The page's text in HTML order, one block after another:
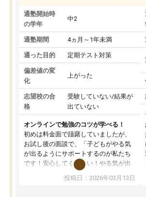
通塾開始時
の学年
中2
通塾期間 4ヵ月～1年未満
通った目的 定期テスト対策
偏差値の変
化
上がった
志望校の合
格
受験していない/結果が
出ていない
オンラインで勉強のコツが学べる！
初めは料金面で躊躇していましたが、
お試し後の面談で、「子どもがやる気
が出るようにサポートするのが私たち
です！安心してください！やる気が出
ないのは私たち講師の責任です」と言
ってくださり、確かに！と考えて、思
投稿日：2026年03月13日